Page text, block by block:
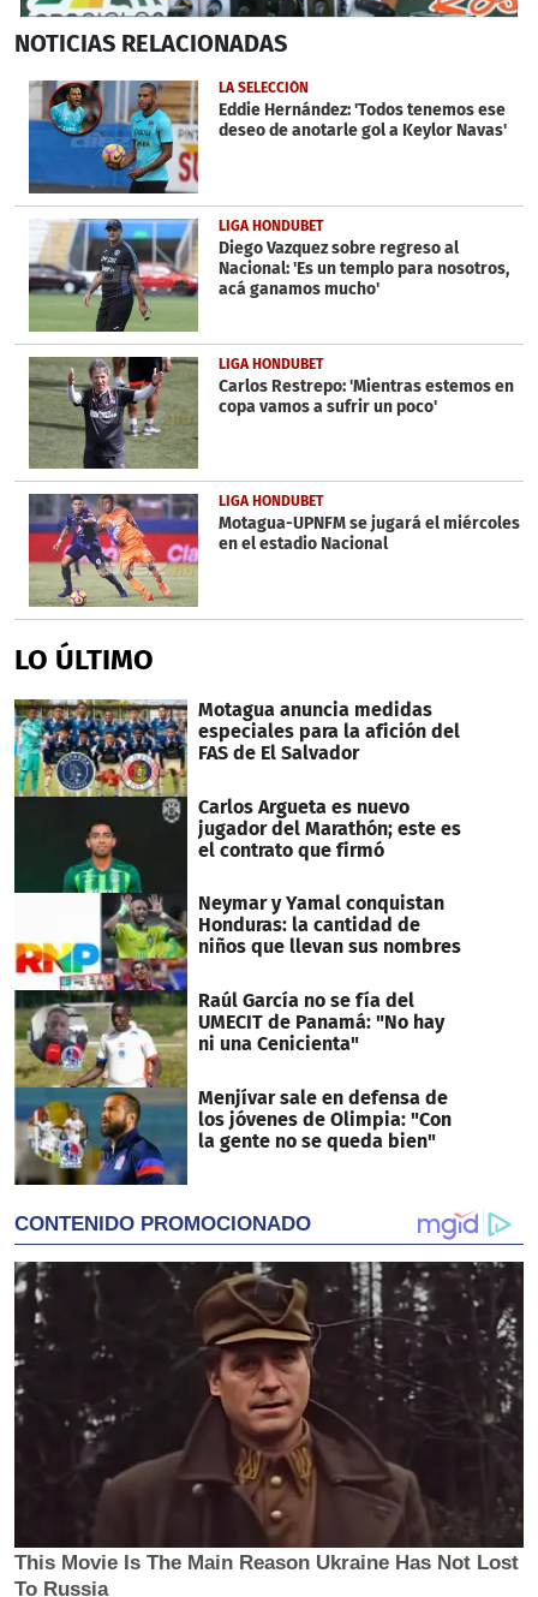
seconds
2
minutes,
24
seconds
NOTICIAS RELACIONADAS
LA SELECCIÓN
Eddie Hernández: 'Todos tenemos ese
deseo de anotarle gol a Keylor Navas'
LIGA HONDUBET
Diego Vazquez sobre regreso al
Nacional: 'Es un templo para nosotros,
acá ganamos mucho'
LIGA HONDUBET
Carlos Restrepo: 'Mientras estemos en
copa vamos a sufrir un poco'
LIGA HONDUBET
Motagua-UPNFM se jugará el miércoles
en el estadio Nacional
LO ÚLTIMO
Motagua anuncia medidas
especiales para la afición del
FAS de El Salvador
Carlos Argueta es nuevo
jugador del Marathón; este es
el contrato que firmó
Neymar y Yamal conquistan
Honduras: la cantidad de
niños que llevan sus nombres
Raúl García no se fía del
UMECIT de Panamá: "No hay
ni una Cenicienta"
Menjívar sale en defensa de
los jóvenes de Olimpia: "Con
la gente no se queda bien"